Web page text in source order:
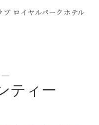
ロイヤルパークホテル
―
ティー